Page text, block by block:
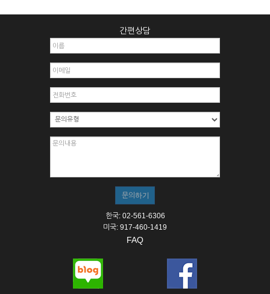
간편상담
한국: 02-561-6306
미국: 917-460-1419
FAQ